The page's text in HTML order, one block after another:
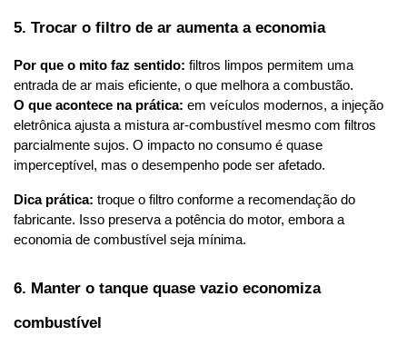
5. Trocar o filtro de ar aumenta a economia
Por que o mito faz sentido: filtros limpos permitem uma
entrada de ar mais eficiente, o que melhora a combustão.
O que acontece na prática: em veículos modernos, a injeção
eletrônica ajusta a mistura ar-combustível mesmo com filtros
parcialmente sujos. O impacto no consumo é quase
imperceptível, mas o desempenho pode ser afetado.
Dica prática: troque o filtro conforme a recomendação do
fabricante. Isso preserva a potência do motor, embora a
economia de combustível seja mínima.
6. Manter o tanque quase vazio economiza
combustível